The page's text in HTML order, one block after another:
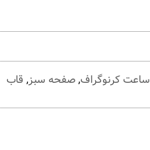
ساعت کرنوگراف,صفحه سبز, قاب